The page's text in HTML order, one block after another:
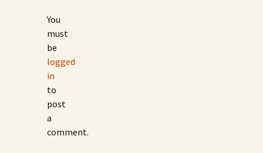
You
must
be
logged
in
to
post
a
comment.